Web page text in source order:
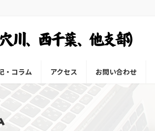
・コラム アクセス お問い合わせ